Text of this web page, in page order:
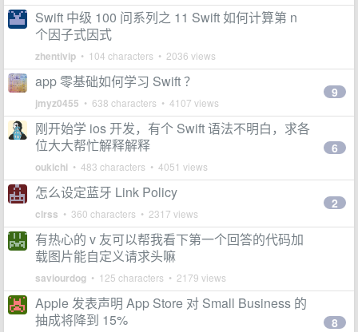
Swift 中级 100 问系列之 11 Swift 如何计算第 n
个因子式因式
zhentivip • 104 characters • 2036 views
app 零基础如何学习 Swift ？
jmyz0455 • 638 characters • 4107 views
9
刚开始学 ios 开发，有个 Swift 语法不明白，求各
位大大帮忙解释解释
oukichi • 483 characters • 4051 views
6
怎么设定蓝牙 Link Policy
clrss • 360 characters • 2317 views
2
有热心的 v 友可以帮我看下第一个回答的代码加
载图片能自定义请求头嘛
saviourdog • 125 characters • 2179 views
Apple 发表声明 App Store 对 Small Business 的
抽成将降到 15%
8